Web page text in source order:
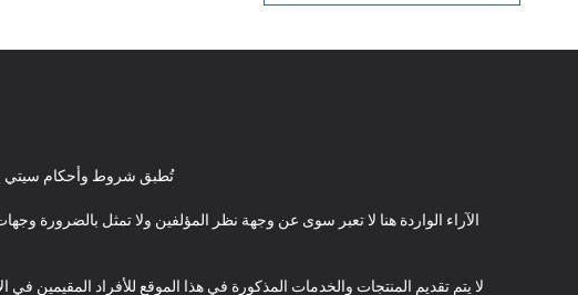
تُطبق شروط وأحكام سيتي
الآراء الواردة هنا لا تعبر سوى عن وجهة نظر المؤلفين ولا تمثل بالضرورة
لا يتم تقديم المنتجات والخدمات المذكورة في هذا الموقع للأفراد المقيمين في